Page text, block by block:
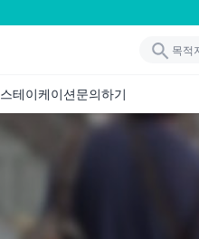
스테이케이션문의하기